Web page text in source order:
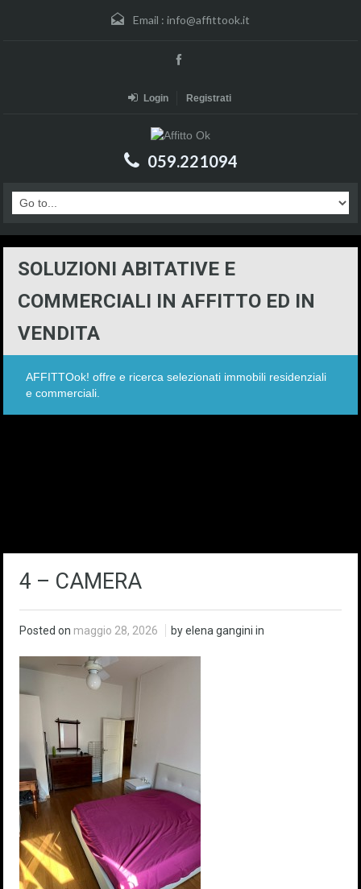
Email : info@affittook.it
Login Registrati
059.221094
SOLUZIONI ABITATIVE E
COMMERCIALI IN AFFITTO ED IN
VENDITA
AFFITTOok! offre e ricerca selezionati immobili residenziali
e commerciali.
4 – CAMERA
Posted on maggio 28, 2026 by elena gangini in